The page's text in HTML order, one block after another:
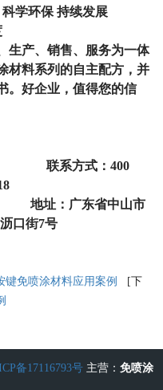
学环保 持续发展
生产、销售、服务为一体
材料系列的自主配方，并
。好企业，值得您的信
联系方式： 400
地址：广东省中山市
口街7号
键免喷涂材料应用案例
[下
备17116793号 主营： 免喷涂